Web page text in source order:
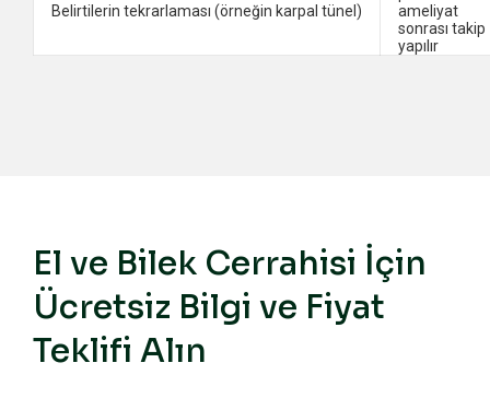
Belirtilerin tekrarlaması (örneğin karpal tünel)
ameliyat
sonrası takip
yapılır
El ve Bilek Cerrahisi İçin
Ücretsiz Bilgi ve Fiyat
Teklifi Alın